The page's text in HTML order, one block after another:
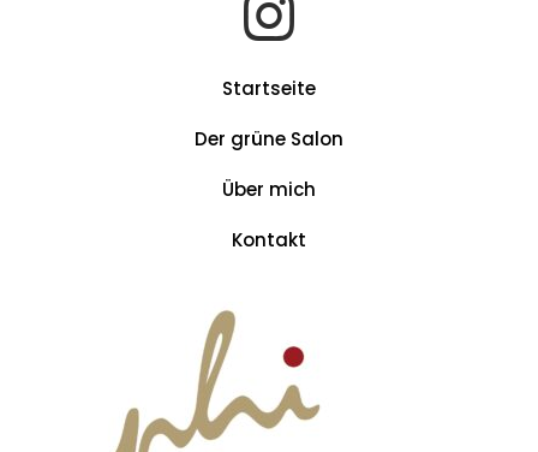
Startseite
Der grüne Salon
Über mich
Kontakt